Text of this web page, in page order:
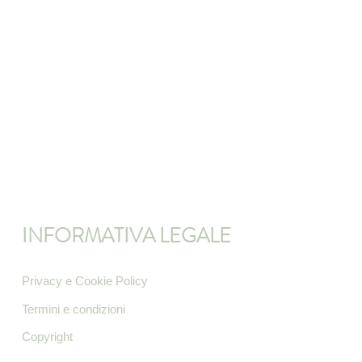
INFORMATIVA LEGALE
Privacy e Cookie Policy
Termini e condizioni
Copyright